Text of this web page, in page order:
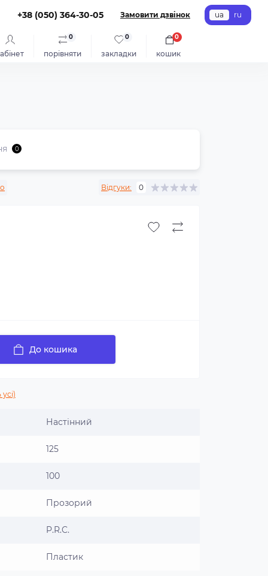
+38 (050) 364-30-05 Замовити дзвінок ua ru
порівняти
0
закладки
0
кошик
0
0
Відгуки: 0
До кошика
Настінний
125
100
Прозорий
P.R.C.
Пластик